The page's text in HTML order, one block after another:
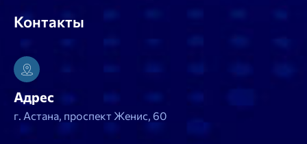
Контакты
Адрес
г. Астана, проспект Женис, 60